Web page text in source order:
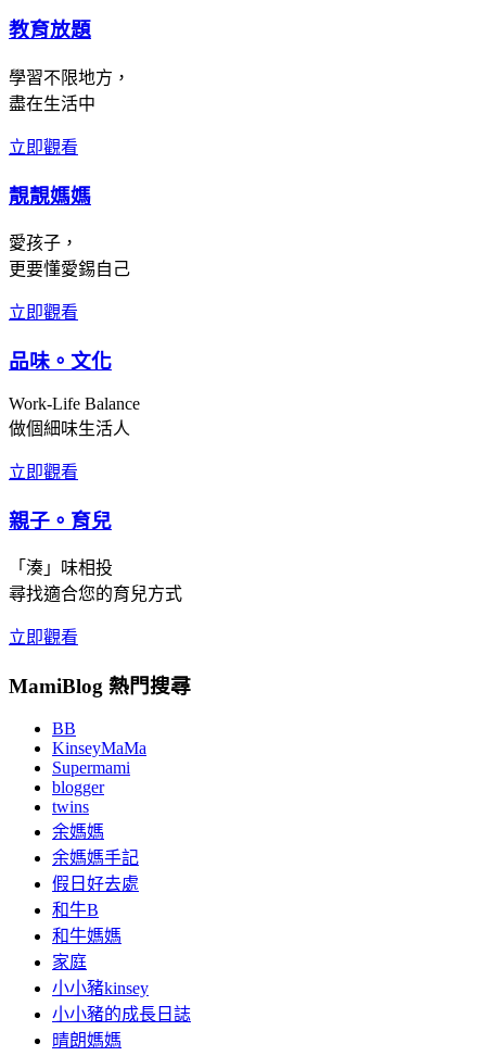
教育放題
學習不限地方，
盡在生活中
立即觀看
靚靚媽媽
愛孩子，
更要懂愛錫自己
立即觀看
品味。文化
Work-Life Balance
做個細味生活人
立即觀看
親子。育兒
「湊」味相投
尋找適合您的育兒方式
立即觀看
MamiBlog 熱門搜尋
BB
KinseyMaMa
Supermami
blogger
twins
余媽媽
余媽媽手記
假日好去處
和牛B
和牛媽媽
家庭
小小豬kinsey
小小豬的成長日誌
晴朗媽媽